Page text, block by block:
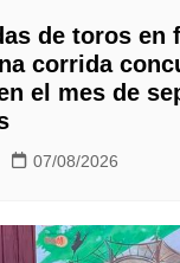
de toros en
corrida
el mes de
07/08/2026